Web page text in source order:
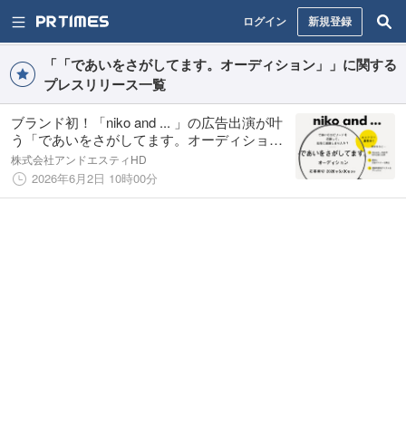
ログイン 新規登録
「「であいをさがしてます。オーディション」」に関する
プレスリリース一覧
ブランド初！「niko and ... 」の広告出演が叶
う「であいをさがしてます。オーディショ
ン」開催決定！
株式会社アンドエスティHD
2026年6月2日 10時00分